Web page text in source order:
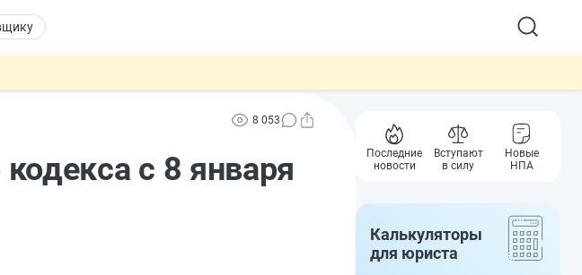
8 053
с 8 января
Последние
новости
Вступают
в силу
Новые
НПА
Калькуляторы
для юриста